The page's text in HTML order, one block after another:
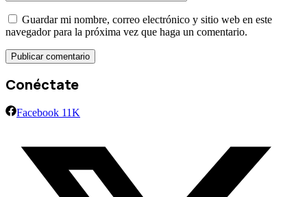
Guardar mi nombre, correo electrónico y sitio web en este
navegador para la próxima vez que haga un comentario.
Conéctate
Facebook 11K